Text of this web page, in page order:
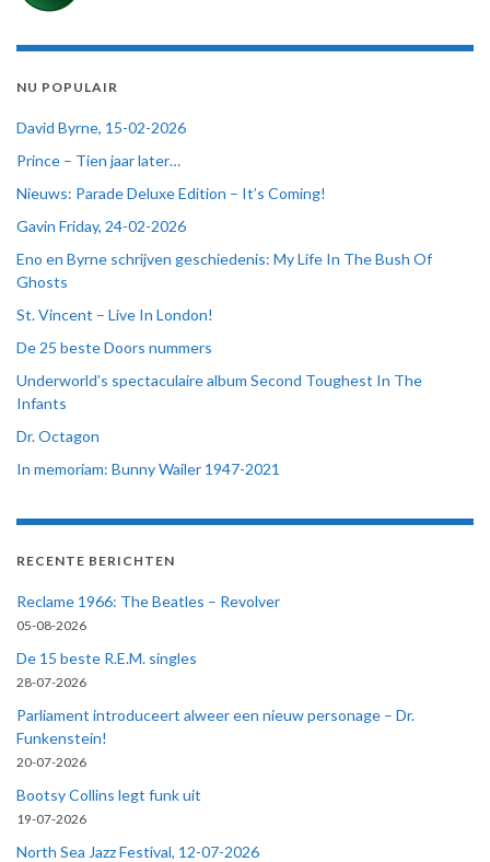
NU POPULAIR
David Byrne, 15-02-2026
Prince – Tien jaar later…
Nieuws: Parade Deluxe Edition – It’s Coming!
Gavin Friday, 24-02-2026
Eno en Byrne schrijven geschiedenis: My Life In The Bush Of
Ghosts
St. Vincent – Live In London!
De 25 beste Doors nummers
Underworld’s spectaculaire album Second Toughest In The
Infants
Dr. Octagon
In memoriam: Bunny Wailer 1947-2021
RECENTE BERICHTEN
Reclame 1966: The Beatles – Revolver
05-08-2026
De 15 beste R.E.M. singles
28-07-2026
Parliament introduceert alweer een nieuw personage – Dr.
Funkenstein!
20-07-2026
Bootsy Collins legt funk uit
19-07-2026
North Sea Jazz Festival, 12-07-2026